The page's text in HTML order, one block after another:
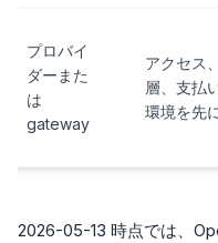
プロバイ
ダーまた
は
gateway
アクセス
層、支払
環境を先
2026-05-13 時点では、